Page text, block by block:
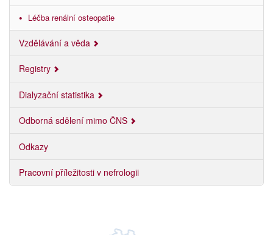
Léčba renální osteopatie
Vzdělávání a věda
Registry
Dialyzační statistika
Odborná sdělení mimo ČNS
Odkazy
Pracovní příležitosti v nefrologii